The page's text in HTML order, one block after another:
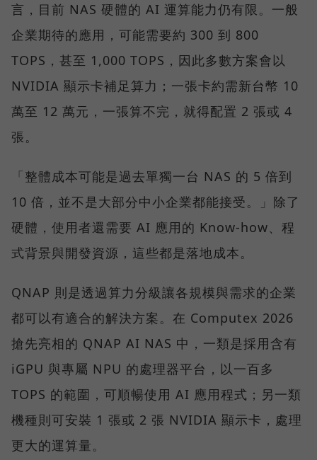
言，目前 NAS 硬體的 AI 運算能力仍有限。一般
企業期待的應用，可能需要約 300 到 800
TOPS，甚至 1,000 TOPS，因此多數方案會以
NVIDIA 顯示卡補足算力；一張卡約需新台幣 10
萬至 12 萬元，一張算不完，就得配置 2 張或 4
張。
「整體成本可能是過去單獨一台 NAS 的 5 倍到
10 倍，並不是大部分中小企業都能接受。」除了
硬體，使用者還需要 AI 應用的 Know-how、程
式背景與開發資源，這些都是落地成本。
QNAP 則是透過算力分級讓各規模與需求的企業
都可以有適合的解決方案。在 Computex 2026
搶先亮相的 QNAP AI NAS 中，一類是採用含有
iGPU 與專屬 NPU 的處理器平台，以一百多
TOPS 的範圍，可順暢使用 AI 應用程式；另一類
機種則可安裝 1 張或 2 張 NVIDIA 顯示卡，處理
更大的運算量。